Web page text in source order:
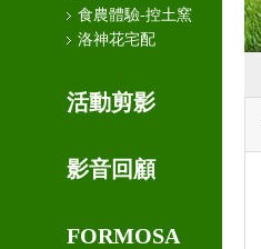
食農體驗-控土窯
洛神花宅配
活動剪影
影音回顧
FORMOSA